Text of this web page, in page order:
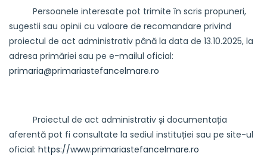
Persoanele interesate pot trimite în scris propuneri,
sugestii sau opinii cu valoare de recomandare privind
proiectul de act administrativ până la data de 13.10.2025, la
adresa primăriei sau pe e-mailul oficial:
primaria@primariastefancelmare.ro
Proiectul de act administrativ și documentația
aferentă pot fi consultate la sediul instituției sau pe site-ul
oficial: https://www.primariastefancelmare.ro